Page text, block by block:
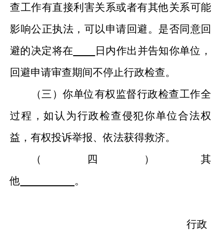
查工作有直接利害关系或者有其他关系可能
影响公正执法，可以申请回避。 是否同意回
避的决定将在
日内作出并告知你单位，
回避申请审查期间不停止行政检查。
（三）你单位有权监督行政检查工作全
过程，如认为行政检查侵犯你单位合法权
益，有权投诉举报、依法获得救济。
（四）其
他
。
行政